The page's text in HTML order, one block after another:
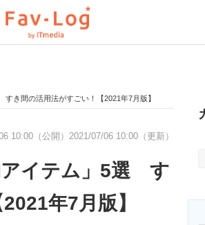
マホと通信の最新トレンド 進化するPCとデバ
企業ITのトレンドを詳説 経営リーダーのコ
き間の活用法がすごい！【2021年7月版】
10:00（公開） 2021/07/06 10:00（更新）
アイテム」5選 す
年7月版】